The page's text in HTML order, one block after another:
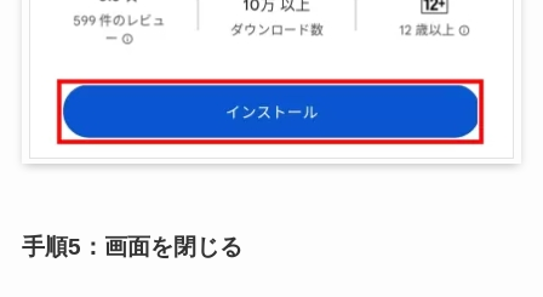
手順5：画面を閉じる